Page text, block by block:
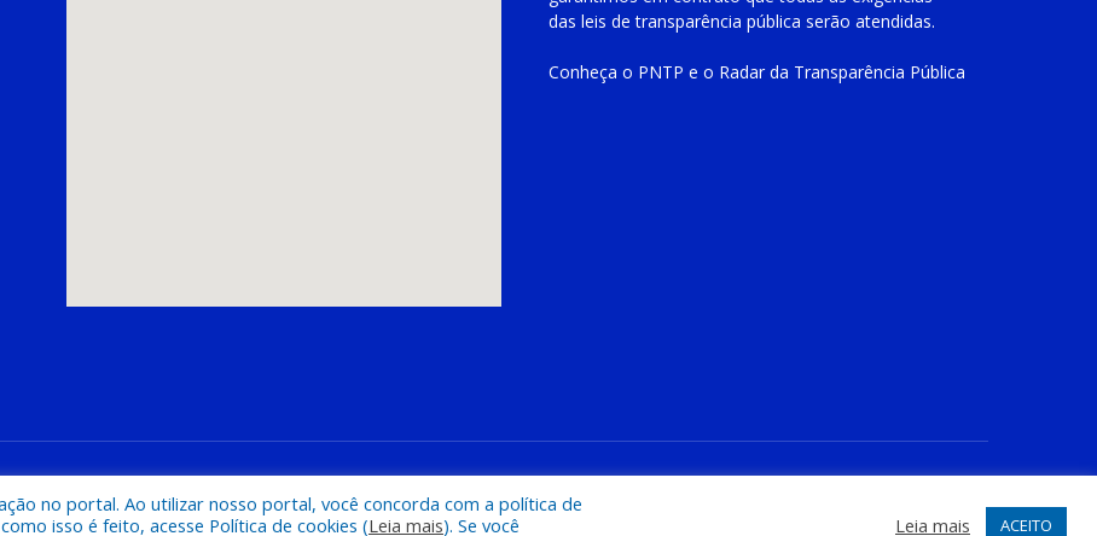
das leis de transparência pública serão atendidas.
Conheça o PNTP e o Radar da Transparência Pública
no portal. Ao utilizar nosso portal, você concorda com a política de
isso é feito, acesse Política de cookies (Leia mais). Se você
Leia mais ACEITO